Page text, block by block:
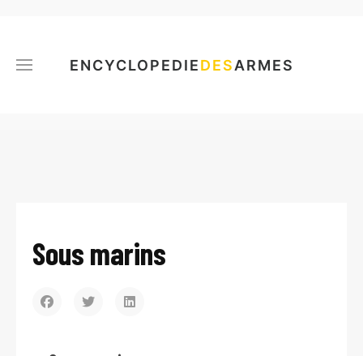
ENCYCLOPEDIEDESARMES
Sous marins